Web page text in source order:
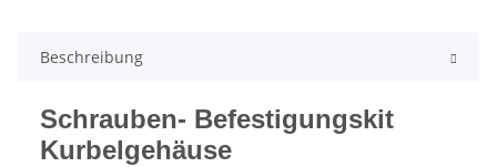
Beschreibung
Schrauben- Befestigungskit
Kurbelgehäuse